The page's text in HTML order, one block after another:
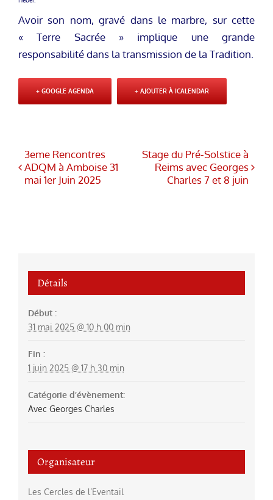
Avoir son nom, gravé dans le marbre, sur cette
« Terre Sacrée » implique une grande
responsabilité dans la transmission de la Tradition.
+ GOOGLE AGENDA + AJOUTER À ICALENDAR
3eme Rencontres
ADQM à Amboise 31
mai 1er Juin 2025
Stage du Pré-Solstice à
Reims avec Georges
Charles 7 et 8 juin
Détails
Début :
31 mai 2025 @ 10 h 00 min
Fin :
1 juin 2025 @ 17 h 30 min
Catégorie d’évènement:
Avec Georges Charles
Organisateur
Les Cercles de l’Eventail